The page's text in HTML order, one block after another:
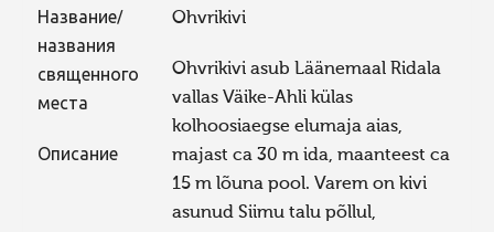
Название/
названия
священного
места
Ohvrikivi
Описание
Ohvrikivi asub Läänemaal Ridala
vallas Väike-Ahli külas
kolhoosiaegse elumaja aias,
majast ca 30 m ida, maanteest ca
15 m lõuna pool. Varem on kivi
asunud Siimu talu põllul,